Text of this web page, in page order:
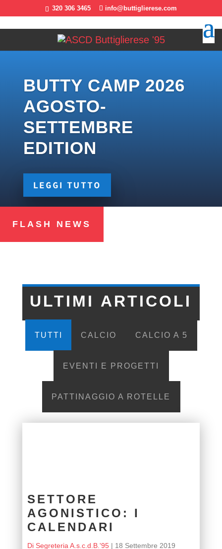
320 306 3465 info@buttiglierese.com
BUTTY CAMP 2026
AGOSTO-
SETTEMBRE
EDITION
LEGGI TUTTO
FLASH NEWS
ULTIMI ARTICOLI
TUTTI CALCIO CALCIO A 5
EVENTI E PROGETTI
PATTINAGGIO A ROTELLE
SETTORE
AGONISTICO: I
CALENDARI
Di Segreteria A.s.c.d.B.'95| 18 Settembre 2019